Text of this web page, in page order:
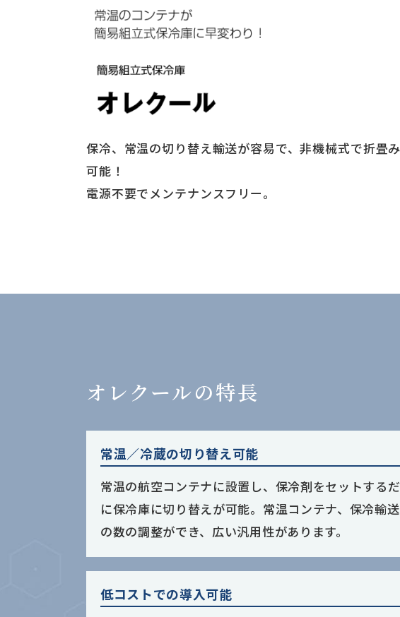
保冷、常温の切り替え輸送が容易で、非機械式で折畳
可能！
電源不要でメンテナンスフリー。
オレクールの特長
常温／冷蔵の切り替え可能
常温の航空コンテナに設置し、保冷剤をセットする
に保冷庫に切り替えが可能。常温コンテナ、保冷輸
の数の調整ができ、広い汎用性があります。
低コストでの導入可能